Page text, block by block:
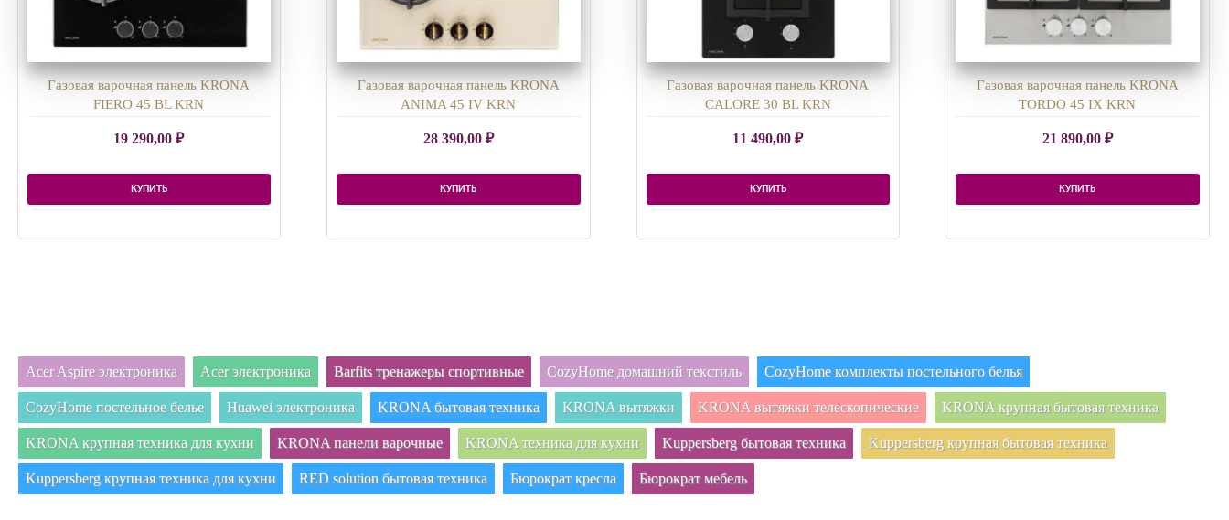
Газовая варочная панель KRONA
FIERO 45 BL KRN
19 290,00₽
КУПИТЬ
Газовая варочная панель KRONA
ANIMA 45 IV KRN
28 390,00 ₽
КУПИТЬ
Газовая варочная панель KRONA
CALORE 30 BL KRN
11 490,00₽
КУПИТЬ
Газовая варочная панель KRONA
TORDO 45 IX KRN
21 890,00 ₽
КУПИТЬ
Acer Aspire электроника Acer электроника Barfits тренажеры спортивные CozyHome домашний текстиль CozyHome комплекты постельного белья
CozyHome постельное белье Huawei электроника KRONA бытовая техника KRONA вытяжки KRONA вытяжки телескопические KRONA крупная бытовая техника
KRONA крупная техника для кухни KRONA панели варочные KRONA техника для кухни Kuppersberg бытовая техника Kuppersberg крупная бытовая техника
Kuppersberg крупная техника для кухни RED solution бытовая техника Бюрократ кресла Бюрократ мебель